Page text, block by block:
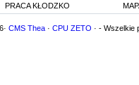
PRACA KŁODZKO
CMS Thea · CPU ZETO · - Wszelkie